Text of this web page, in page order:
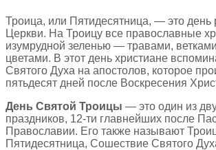
Троица, или Пятидесятница, — это день
Церкви. На Троицу все православные
изумрудной зеленью — травами,
цветами. В этот день христиане
Святого Духа на апостолов, которое
пятьдесят дней после Воскресения
День Святой Троицы — это один из
праздников, 12-ти главнейших после
Православии. Его также называют
Пятидесятница, Сошествие Святого